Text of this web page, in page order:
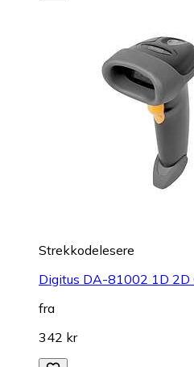
Strekkodelesere
Digitus DA-81002 1D 2D
fra
342 kr